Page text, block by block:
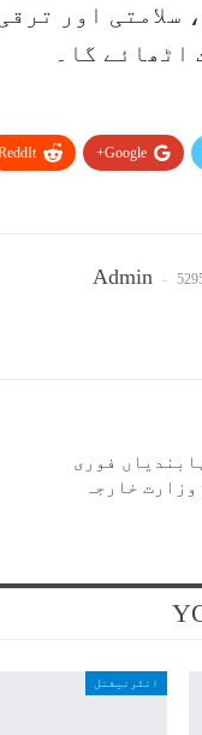
سلامتی اور
اٹھائے گا۔
Google+
Admin
فوری
خارجہ
انٹرنیشنل